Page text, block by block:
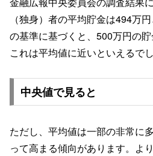
（独身）者の平均貯金は494万
の基準に基づくと、500万円の貯
これは平均値に近いといえるでし
中央値で見ると
ただし、平均値は一部の非常に
って高まる傾向があります。よ